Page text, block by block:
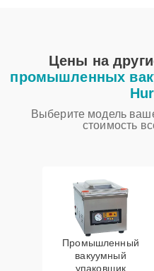
Цены на
промышленных
Выберите модель
стоимость
Промышленный
вакуумный
упаковщик